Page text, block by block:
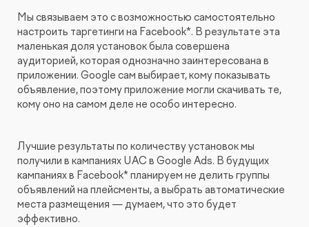
Мы связываем это с возможностью самостоятельно
настроить таргетинги на Facebook*. В результате эта
маленькая доля установок была совершена
аудиторией, которая однозначно заинтересована в
приложении. Google сам выбирает, кому показывать
объявление, поэтому приложение могли скачивать те,
кому оно на самом деле не особо интересно.
Лучшие результаты по количеству установок мы
получили в кампаниях UAC в Google Ads. В будущих
кампаниях в Facebook* планируем не делить группы
объявлений на плейсменты, а выбрать автоматические
места размещения — думаем, что это будет
эффективно.